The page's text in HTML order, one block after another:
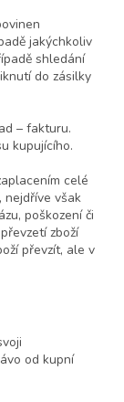
jakýchkoliv
shledání
do zásilky
– fakturu.
kupujícího.
celé
nejdříve však
poškození či
zboží
převzít, ale v
od kupní